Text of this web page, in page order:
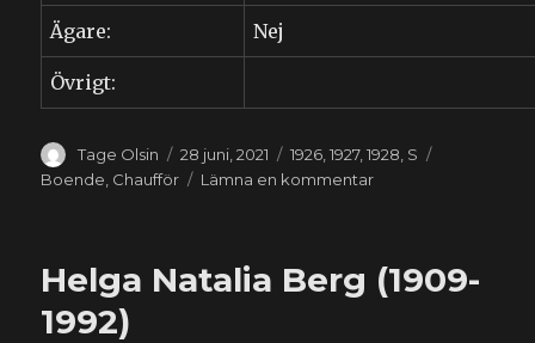
Ägare: Nej
Övrigt:
Författare
Tage Olsin
Publicerat
den
28 juni, 2021 Kategorier
1926 ,1927,1928 S
Boende Chaufför Lämna en kommentartill
1953)
Helga Natalia Berg (1909-
1992)